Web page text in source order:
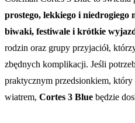
prostego, lekkiego i niedrogiego
biwaki, festiwale i krótkie
rodzin oraz grupy przyjaciół,
zbędnych komplikacji. Jeśli
praktycznym przedsionkiem,
wiatrem, Cortes 3 Blue będzie